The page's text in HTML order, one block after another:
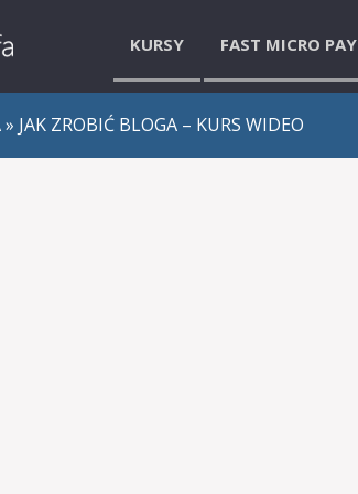
KURSY FAST MICRO PAY
» JAK ZROBIĆ BLOGA – KURS WIDEO